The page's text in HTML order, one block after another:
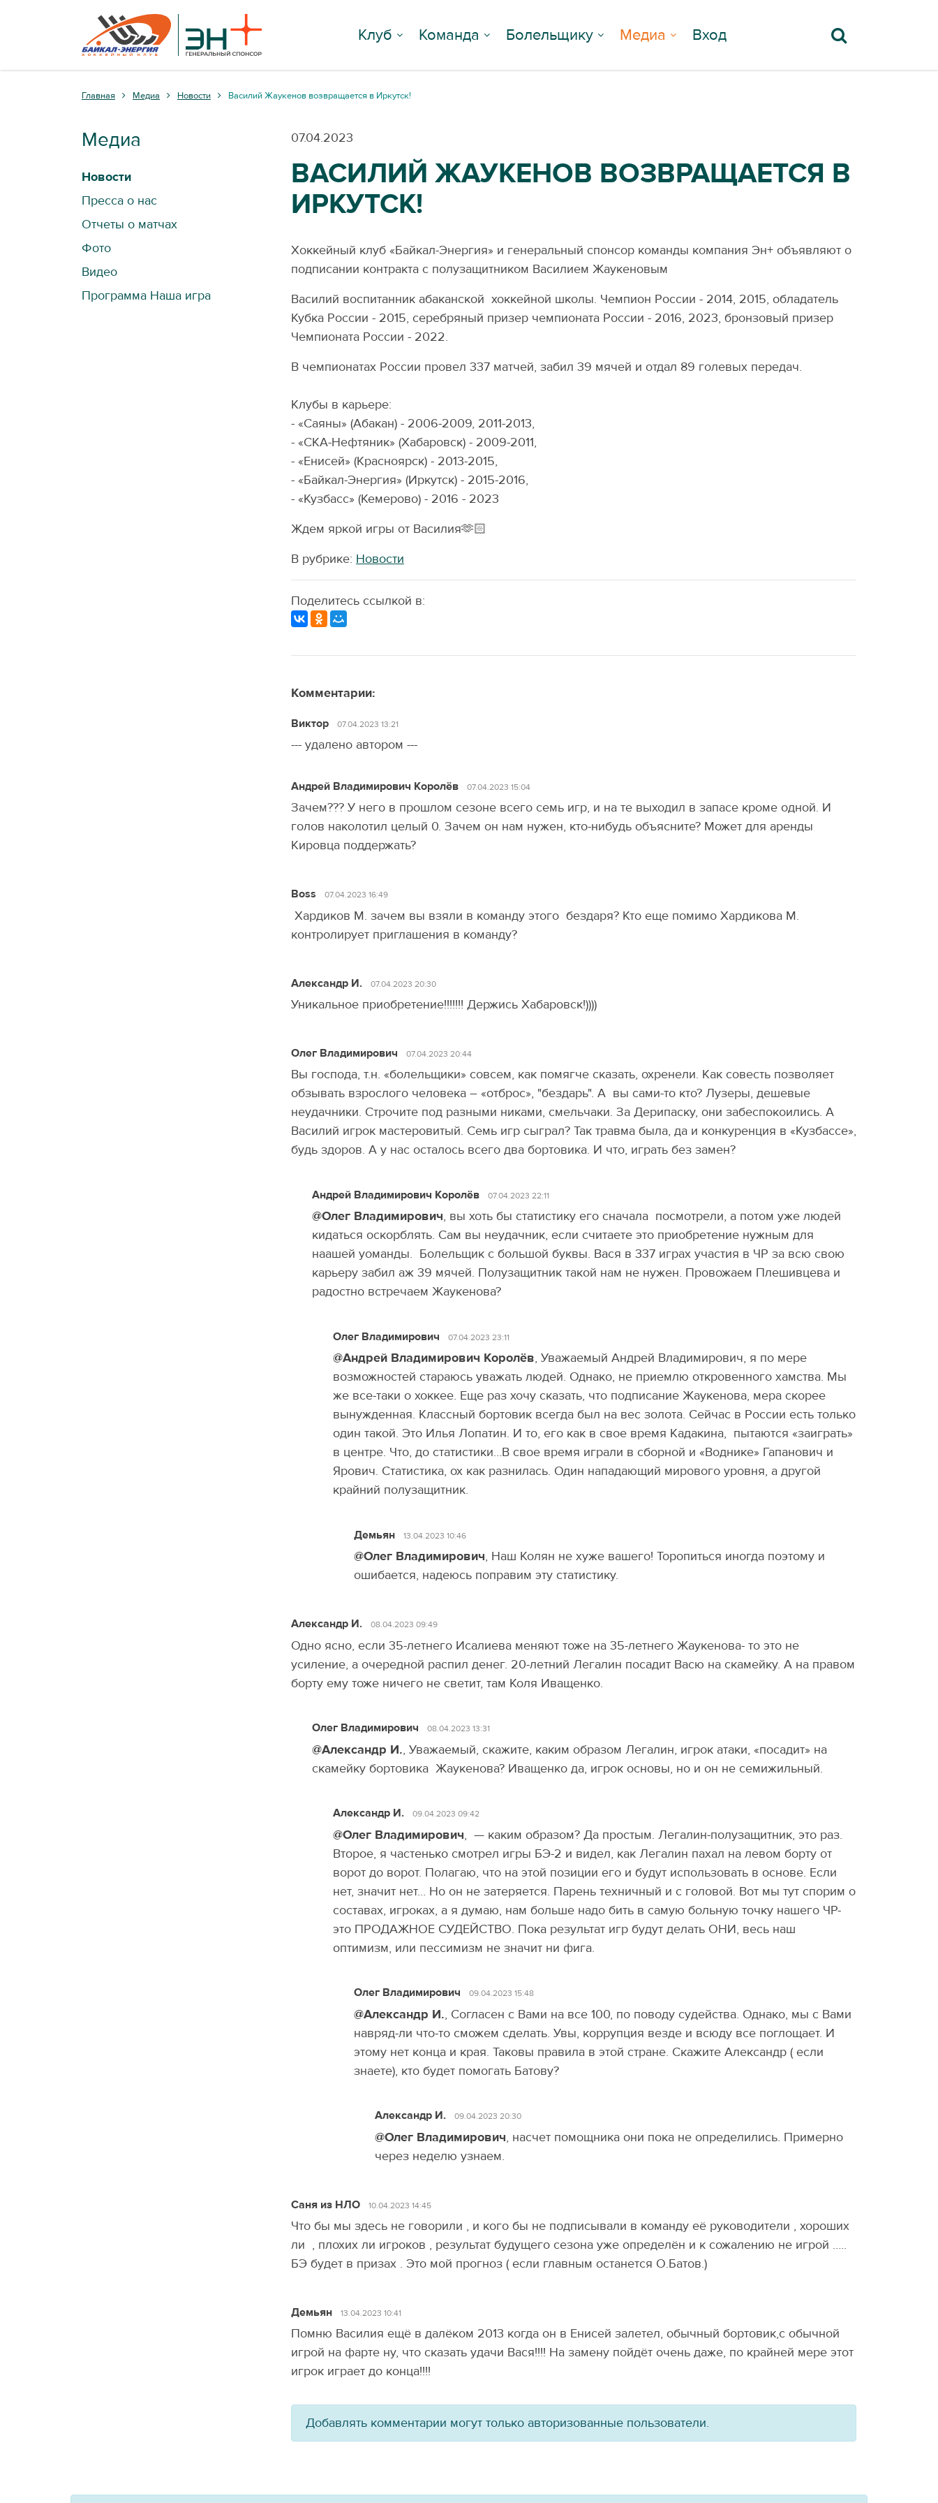
Клуб Команда Болельщику Медиа Вход
Главная Медиа Новости Василий Жаукенов возвращается в Иркутск!
07.04.2023
ВАСИЛИЙ ЖАУКЕНОВ ВОЗВРАЩАЕТСЯ В
ИРКУТСК!
Хоккейный клуб «Байкал-Энергия» и генеральный спонсор команды компания Эн+ объявляют о
подписании контракта с полузащитником Василием Жаукеновым
Василий воспитанник абаканской хоккейной школы. Чемпион России - 2014, 2015, обладатель
Кубка России - 2015, серебряный призер чемпионата России - 2016, 2023, бронзовый призер
Чемпионата России - 2022.
В чемпионатах России провел 337 матчей, забил 39 мячей и отдал 89 голевых передач.
Клубы в карьере:
- «Саяны» (Абакан) - 2006-2009, 2011-2013,
- «СКА-Нефтяник» (Хабаровск) - 2009-2011,
- «Енисей» (Красноярск) - 2013-2015,
- «Байкал-Энергия» (Иркутск) - 2015-2016,
- «Кузбасс» (Кемерово) - 2016 - 2023
Ждем яркой игры от Василия🫶🏻
В рубрике: Новости
Поделитесь ссылкой в:
Комментарии:
Виктор 07.04.2023 13:21
--- удалено автором ---
Андрей Владимирович Королёв 07.04.2023 15:04
Зачем??? У него в прошлом сезоне всего семь игр, и на те выходил в запасе кроме одной. И
голов наколотил целый 0. Зачем он нам нужен, кто-нибудь объясните? Может для аренды
Кировца поддержать?
Boss 07.04.2023 16:49
Хардиков М. зачем вы взяли в команду этого бездаря? Кто еще помимо Хардикова М.
контролирует приглашения в команду?
Александр И. 07.04.2023 20:30
Уникальное приобретение!!!!!!! Держись Хабаровск!))))
Олег Владимирович 07.04.2023 20:44
Вы господа, т.н. «болельщики» совсем, как помягче сказать, охренели. Как совесть позволяет
обзывать взрослого человека – «отброс», "бездарь". A вы сами-то кто? Лузеры, дешевые
неудачники. Строчите под разными никами, смельчаки. За Дерипаску, они забеспокоились. А
Василий игрок мастеровитый. Семь игр сыграл? Так травма была, да и конкуренция в «Кузбассе»,
будь здоров. А у нас осталось всего два бортовика. И что, играть без замен?
Андрей Владимирович Королёв 07.04.2023 22:11
@Олег Владимирович, вы хоть бы статистику его сначала посмотрели, а потом уже людей
кидаться оскорблять. Сам вы неудачник, если считаете это приобретение нужным для
наашей уоманды. Болельщик с большой буквы. Вася в 337 играх участия в ЧР за всю свою
карьеру забил аж 39 мячей. Полузащитник такой нам не нужен. Провожаем Плешивцева и
радостно встречаем Жаукенова?
Олег Владимирович 07.04.2023 23:11
@Андрей Владимирович Королёв, Уважаемый Андрей Владимирович, я по мере
возможностей стараюсь уважать людей. Однако, не приемлю откровенного хамства. Мы
же все-таки о хоккее. Еще раз хочу сказать, что подписание Жаукенова, мера скорее
вынужденная. Классный бортовик всегда был на вес золота. Сейчас в России есть только
один такой. Это Илья Лопатин. И то, его как в свое время Кадакина, пытаются «заиграть»
в центре. Что, до статистики…В свое время играли в сборной и «Воднике» Гапанович и
Ярович. Статистика, ох как разнилась. Один нападающий мирового уровня, а другой
крайний полузащитник.
Демьян 13.04.2023 10:46
@Олег Владимирович, Наш Колян не хуже вашего! Торопиться иногда поэтому и
ошибается, надеюсь поправим эту статистику.
Александр И. 08.04.2023 09:49
Одно ясно, если 35-летнего Исалиева меняют тоже на 35-летнего Жаукенова- то это не
усиление, а очередной распил денег. 20-летний Легалин посадит Васю на скамейку. А на правом
борту ему тоже ничего не светит, там Коля Иващенко.
Олег Владимирович 08.04.2023 13:31
@Александр И., Уважаемый, скажите, каким образом Легалин, игрок атаки, «посадит» на
скамейку бортовика Жаукенова? Иващенко да, игрок основы, но и он не семижильный.
Александр И. 09.04.2023 09:42
@Олег Владимирович, — каким образом? Да простым. Легалин-полузащитник, это раз.
Второе, я частенько смотрел игры БЭ-2 и видел, как Легалин пахал на левом борту от
ворот до ворот. Полагаю, что на этой позиции его и будут использовать в основе. Если
нет, значит нет… Но он не затеряется. Парень техничный и с головой. Вот мы тут спорим о
составах, игроках, а я думаю, нам больше надо бить в самую больную точку нашего ЧР-
это ПРОДАЖНОЕ СУДЕЙСТВО. Пока результат игр будут делать ОНИ, весь наш
оптимизм, или пессимизм не значит ни фига.
Олег Владимирович 09.04.2023 15:48
@Александр И., Согласен с Вами на все 100, по поводу судейства. Однако, мы с Вами
навряд-ли что-то сможем сделать. Увы, коррупция везде и всюду все поглощает. И
этому нет конца и края. Таковы правила в этой стране. Скажите Александр ( если
знаете), кто будет помогать Батову?
Александр И. 09.04.2023 20:30
@Олег Владимирович, насчет помощника они пока не определились. Примерно
через неделю узнаем.
Саня из НЛО 10.04.2023 14:45
Что бы мы здесь не говорили , и кого бы не подписывали в команду её руководители , хороших
ли , плохих ли игроков , результат будущего сезона уже определён и к сожалению не игрой …..
БЭ будет в призах . Это мой прогноз ( если главным останется О.Батов.)
Демьян 13.04.2023 10:41
Помню Василия ещё в далёком 2013 когда он в Енисей залетел, обычный бортовик,с обычной
игрой на фарте ну, что сказать удачи Вася!!!! На замену пойдёт очень даже, по крайней мере этот
игрок играет до конца!!!!
Добавлять комментарии могут только авторизованные пользователи.
Медиа
Новости
Пресса о нас
Отчеты о матчах
Фото
Видео
Программа Наша игра